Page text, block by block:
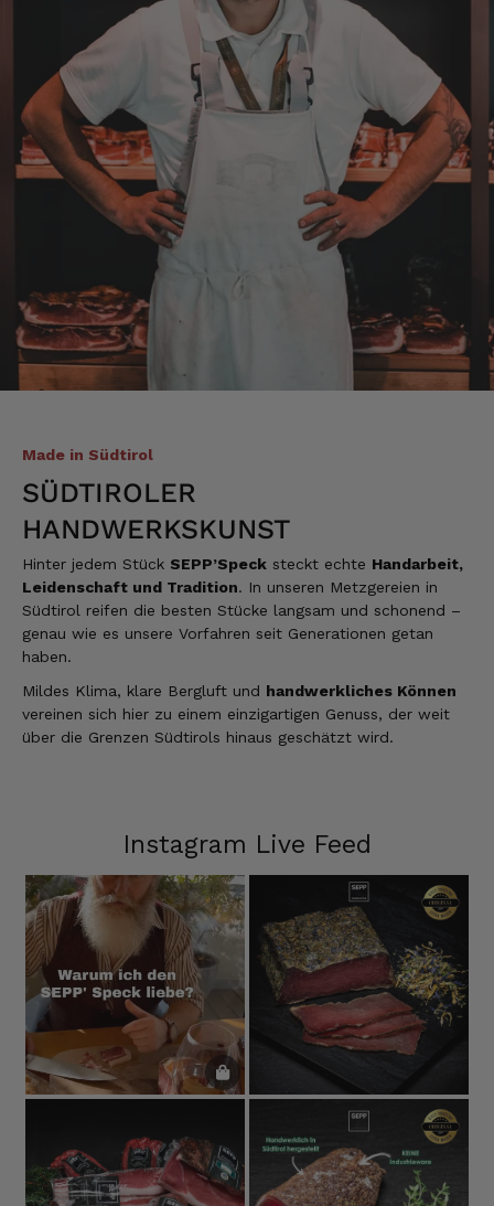
Made in Südtirol
SÜDTIROLER
HANDWERKSKUNST
Hinter jedem Stück SEPP’Speck steckt echte Handarbeit,
Leidenschaft und Tradition. In unseren Metzgereien in
Südtirol reifen die besten Stücke langsam und schonend –
genau wie es unsere Vorfahren seit Generationen getan
haben.
Mildes Klima, klare Bergluft und handwerkliches Können
vereinen sich hier zu einem einzigartigen Genuss, der weit
über die Grenzen Südtirols hinaus geschätzt wird.
Instagram Live Feed
Alle Bewertungen Lesen